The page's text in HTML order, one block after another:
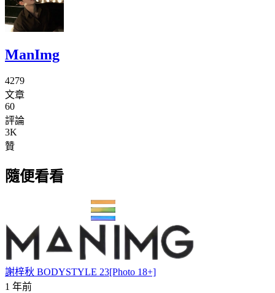
ManImg
4279
文章
60
評論
3K
贊
隨便看看
謝梓秋 BODYSTYLE 23[Photo 18+]
1 年前